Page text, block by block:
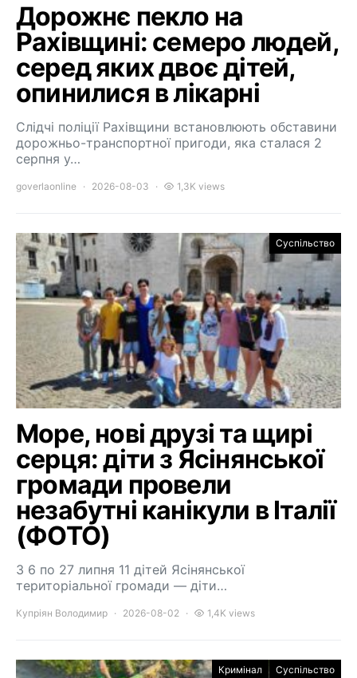
Дорожнє пекло на
Рахівщині: семеро людей,
серед яких двоє дітей,
опинилися в лікарні
Слідчі поліції Рахівщини встановлюють обставини
дорожньо-транспортної пригоди, яка сталася 2
серпня у…
goverlaonline 2026-08-03 1,3K views
Суспільство
Море, нові друзі та щирі
серця: діти з Ясінянської
громади провели
незабутні канікули в Італії
(ФОТО)
З 6 по 27 липня 11 дітей Ясінянської
територіальної громади — діти…
Купріян Володимир 2026-08-02 1,4K views
Кримінал Суспільство